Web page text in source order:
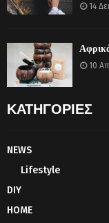
14
10
ΚΑΤΗΓΟΡΙΕΣ
NEWS
Lifestyle
DIY
HOME